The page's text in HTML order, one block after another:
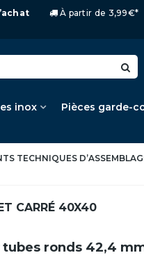
À partir de 3,99€*
inox Pièces garde-
TECHNIQUES
CARRÉ 40X40
ronds 42,4